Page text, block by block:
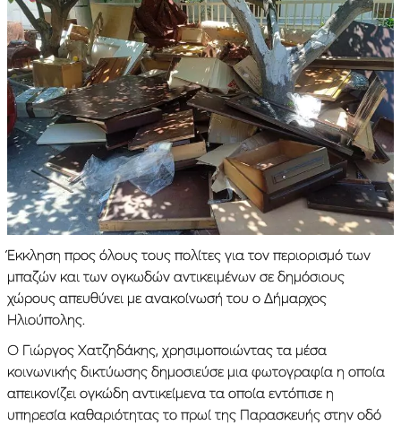
Έκκληση προς όλους τους πολίτες για τον περιορισμό των
μπαζών και των ογκωδών αντικειμένων σε δημόσιους
χώρους απευθύνει με ανακοίνωσή του ο Δήμαρχος
Ηλιούπολης.
Ο Γιώργος Χατζηδάκης, χρησιμοποιώντας τα μέσα
κοινωνικής δικτύωσης δημοσιεύσε μια φωτογραφία η οποία
απεικονίζει ογκώδη αντικείμενα τα οποία εντόπισε η
υπηρεσία καθαριότητας το πρωί της Παρασκευής στην οδό